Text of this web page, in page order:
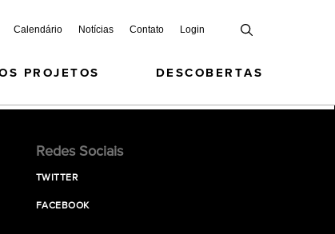
Calendário Notícias Contato Login
PROJETOS DESCOBERTAS
Redes Sociais
TWITTER
FACEBOOK